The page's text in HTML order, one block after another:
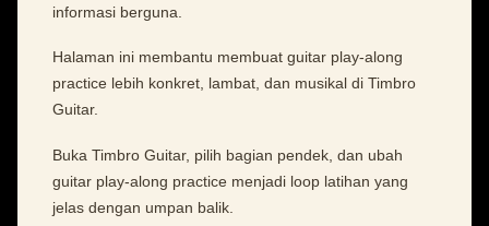
informasi berguna.
Halaman ini membantu membuat guitar play-along
practice lebih konkret, lambat, dan musikal di Timbro
Guitar.
Buka Timbro Guitar, pilih bagian pendek, dan ubah
guitar play-along practice menjadi loop latihan yang
jelas dengan umpan balik.